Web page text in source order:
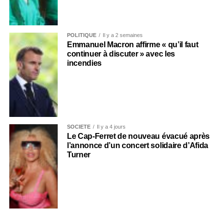
POLITIQUE Il y a 2 semaines
Emmanuel Macron affirme « qu’il faut
continuer à discuter » avec les
incendies
SOCIÉTÉ Il y a 4 jours
Le Cap-Ferret de nouveau évacué après
l’annonce d’un concert solidaire d’Afida
Turner